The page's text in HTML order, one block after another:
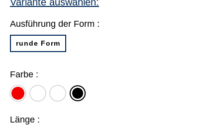
Ausführung der Form :
runde Form
Farbe :
rot weiß
farbig
sortiert
schwarz
Länge :